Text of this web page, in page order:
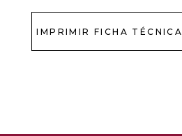
IMPRIMIR FICHA TÉCNICA